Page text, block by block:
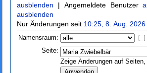
ausblenden | Angemeldete Benutzer
ausblenden
Nur Änderungen seit 10:25, 8. Aug. 2026
Namensraum:
Seite:
Zeige Änderungen auf